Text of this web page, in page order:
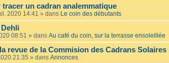
un cadran analemmatique
2020 14:41 » dans Le coin des débutants
08:51 » dans Au café du coin, sur la terrasse ensoleillée
revue de la Commision des Cadrans Solaires
21:35 » dans Annonces